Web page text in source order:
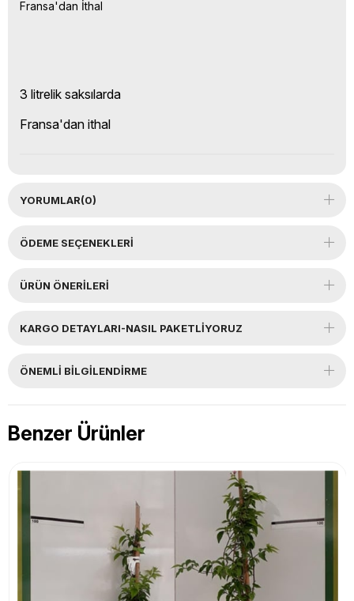
Fransa'dan İthal
3 litrelik saksılarda
Fransa'dan ithal
YORUMLAR(0)
ÖDEME SEÇENEKLERI
ÜRÜN ÖNERILERI
KARGO DETAYLARI-NASIL PAKETLİYORUZ
ÖNEMLI BILGILENDIRME
Benzer Ürünler